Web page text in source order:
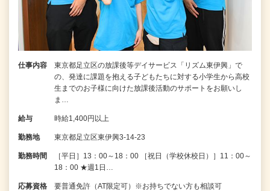
仕事内容
東京都足立区の放課後等デイサービス「リズム東伊興」で
の、発達に課題を抱える子どもたちに対する小学生から高校
生までのお子様に向けた放課後活動のサポートをお願いし
ま…
給与 時給1,400円以上
勤務地 東京都足立区東伊興3-14-23
勤務時間
［平日］13：00～18：00 ［祝日（学校休校日）］11：00～
18：00 ★週1日…
応募資格 要普通免許（AT限定可）※お持ちでない方も相談可